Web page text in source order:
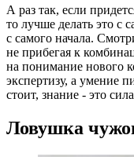
А раз так, если
то лучше делать это с
с самого начала.
не прибегая к
на понимание нового
экспертизу, а умение
стоит, знание - это
Ловушка